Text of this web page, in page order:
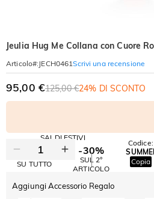
Jeulia Hug Me Collana con Cuore
Articolo#: JECH0461Scrivi una recensione
95,00 €125,00 €24% DI SCONTO
SALDI ESTIVI
-10%
SU TUTTO
-30%
SUL 2°
ARTICOLO
Codice:
Copia
Aggiungi Accessorio Regalo